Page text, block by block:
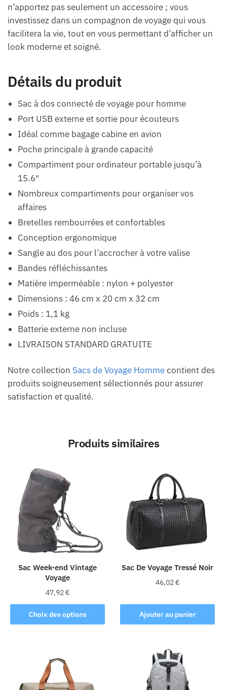
n’apportez pas seulement un accessoire ; vous
investissez dans un compagnon de voyage qui vous
facilitera la vie, tout en vous permettant d’afficher un
look moderne et soigné.
Détails du produit
Sac à dos connecté de voyage pour homme
Port USB externe et sortie pour écouteurs
Idéal comme bagage cabine en avion
Poche principale à grande capacité
Compartiment pour ordinateur portable jusqu’à
15.6″
Nombreux compartiments pour organiser vos
affaires
Bretelles rembourrées et confortables
Conception ergonomique
Sangle au dos pour l’accrocher à votre valise
Bandes réfléchissantes
Matière imperméable : nylon + polyester
Dimensions : 46 cm x 20 cm x 32 cm
Poids : 1,1 kg
Batterie externe non incluse
LIVRAISON STANDARD GRATUITE
Notre collection Sacs de Voyage Hommecontient des
produits soigneusement sélectionnés pour assurer
satisfaction et qualité.
Produits similaires
Sac Week-end Vintage
Voyage
47,92€
Choix des options
Ce
produit
variations.
Les
options
Sac De Voyage Tressé Noir
46,02€
Ajouter au panier